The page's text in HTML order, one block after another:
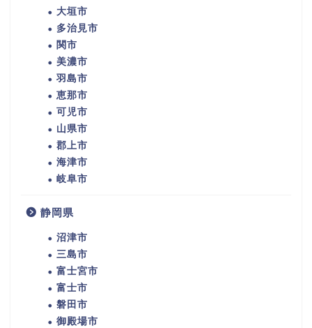
大垣市
多治見市
関市
美濃市
羽島市
恵那市
可児市
山県市
郡上市
海津市
岐阜市
静岡県
沼津市
三島市
富士宮市
富士市
磐田市
御殿場市